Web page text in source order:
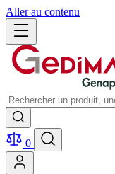
Aller au contenu
0